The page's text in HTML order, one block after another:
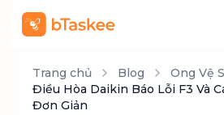
Trang chủ Blog
Ong Vệ
Điều Hòa Daikin Báo Lỗi F3 Và
Đơn Giản